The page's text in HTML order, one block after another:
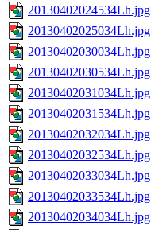
20130402024534Lh.jpg
20130402025034Lh.jpg
20130402030034Lh.jpg
20130402030534Lh.jpg
20130402031034Lh.jpg
20130402031534Lh.jpg
20130402032034Lh.jpg
20130402032534Lh.jpg
20130402033034Lh.jpg
20130402033534Lh.jpg
20130402034034Lh.jpg